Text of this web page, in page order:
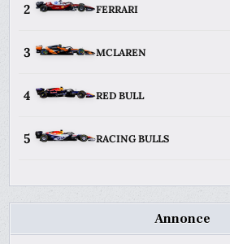
2 FERRARI
3 MCLAREN
4 RED BULL
5 RACING BULLS
Annonce